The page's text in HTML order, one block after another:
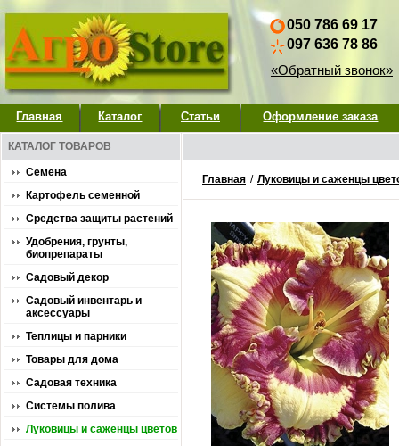
050 786 69 17
097 636 78 86
«Обратный звонок»
Главная Каталог Статьи Оформление заказа
КАТАЛОГ ТОВАРОВ
Семена
Картофель семенной
Средства защиты растений
Удобрения, грунты,
биопрепараты
Садовый декор
Садовый инвентарь и
аксессуары
Теплицы и парники
Товары для дома
Садовая техника
Системы полива
Луковицы и саженцы цветов
Главная / Луковицы и саженцы